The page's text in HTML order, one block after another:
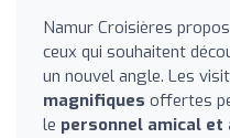
Namur Croisières
ceux qui souhaitent
un nouvel angle. Les
magnifiques offertes
le personnel amical et